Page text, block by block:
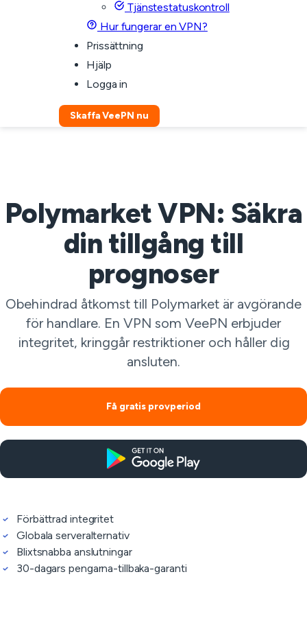
Tjänstestatuskontroll
Hur fungerar en VPN?
Prissättning
Hjälp
Logga in
Skaffa VeePN nu
Polymarket VPN: Säkra
din tillgång till
prognoser
Obehindrad åtkomst till Polymarket är avgörande
för handlare. En VPN som VeePN erbjuder
integritet, kringgår restriktioner och håller dig
ansluten.
Få gratis provperiod
Förbättrad integritet
Globala serveralternativ
Blixtsnabba anslutningar
30-dagars pengarna-tillbaka-garanti